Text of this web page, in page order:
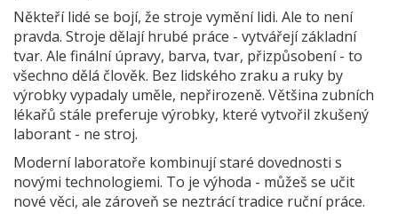
Někteří lidé se bojí, že stroje vymění lidi. Ale to není
pravda. Stroje dělají hrubé práce - vytvářejí základní
tvar. Ale finální úpravy, barva, tvar, přizpůsobení - to
všechno dělá člověk. Bez lidského zraku a ruky by
výrobky vypadaly uměle, nepřirozeně. Většina zubních
lékařů stále preferuje výrobky, které vytvořil zkušený
laborant - ne stroj.
Moderní laboratoře kombinují staré dovednosti s
novými technologiemi. To je výhoda - můžeš se učit
nové věci, ale zároveň se neztrácí tradice ruční práce.